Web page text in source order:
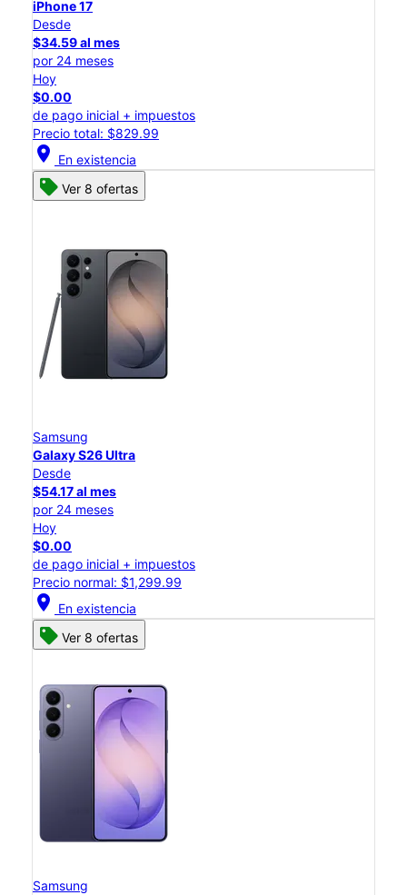
iPhone 17
Desde
$34.59 al mes
por 24 meses
Hoy
$0.00
de pago inicial + impuestos
Precio total: $829.99
location_on En existencia
Ver 8 ofertas
Samsung
Galaxy S26 Ultra
Desde
$54.17 al mes
por 24 meses
Hoy
$0.00
de pago inicial + impuestos
Precio normal: $1,299.99
location_on En existencia
Ver 8 ofertas
Samsung